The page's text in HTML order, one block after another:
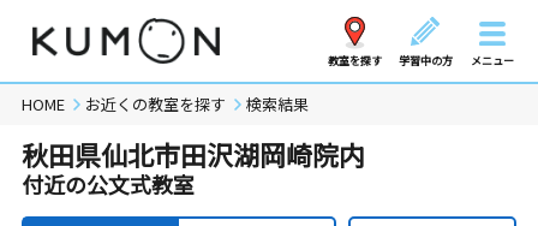
教室を探す 学習中の方 メニュー
HOME お近くの教室を探す 検索結果
秋田県仙北市田沢湖岡崎院内
付近の公文式教室